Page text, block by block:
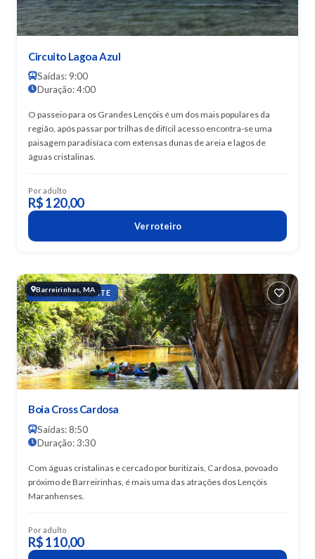
Circuito Lagoa Azul
Saídas: 9:00
Duração: 4:00
O passeio para os Grandes Lençóis é um dos mais populares da
região, após passar por trilhas de difícil acesso encontra-se uma
paisagem paradisíaca com extensas dunas de areia e lagos de
águas cristalinas.
Por adulto
R$ 120,00
Ver roteiro
LEVE E RELAXANTE
Barreirinhas, MA
Boia Cross Cardosa
Saídas: 8:50
Duração: 3:30
Com águas cristalinas e cercado por buritizais, Cardosa, povoado
próximo de Barreirinhas, é mais uma das atrações dos Lençóis
Maranhenses.
Por adulto
R$ 110,00